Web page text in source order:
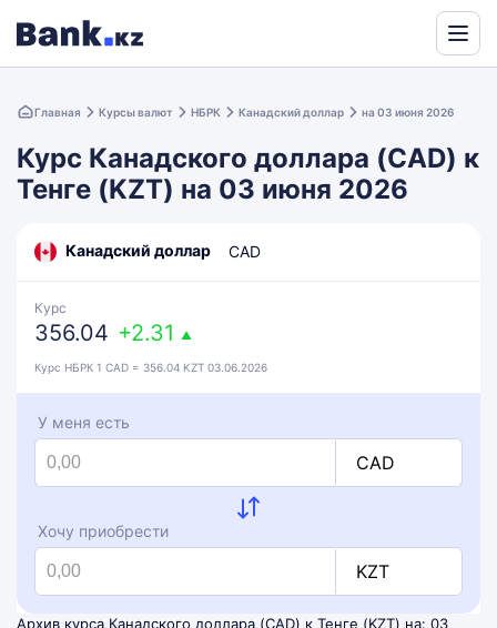
Translate
Главная Курсы валют НБРК Канадский доллар на 03 июня 2026
Курс Канадского доллара (CAD) к
Тенге (KZT) на 03 июня 2026
Канадский доллар CAD
Курс
356.04 +2.31 ▲
Курс НБРК 1 CAD = 356.04 KZT 03.06.2026
У меня есть
CAD
Хочу приобрести
KZT
Архив курса Канадского доллара (CAD) к Тенге (KZT) на: 03